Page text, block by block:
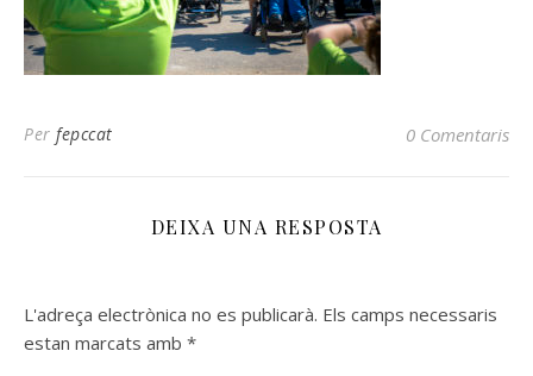
Per fepccat 0 Comentaris
DEIXA UNA RESPOSTA
L'adreça electrònica no es publicarà. Els camps necessaris
estan marcats amb *